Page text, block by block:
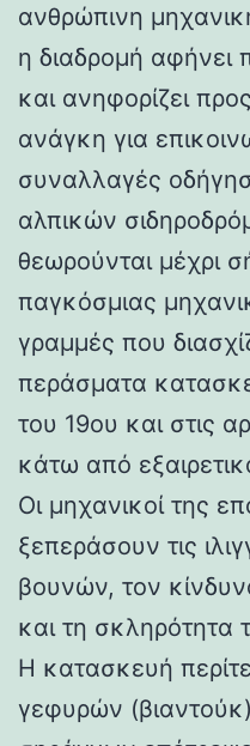
ανθρώπινη
η διαδρομή αφήνει
και ανηφορίζει
ανάγκη για
συναλλαγές
αλπικών
θεωρούνται μέχρι
παγκόσμιας
γραμμές που
περάσματα
του 19ου και στις
κάτω από
Οι μηχανικοί της
ξεπεράσουν τις
βουνών, τον
και τη σκληρότητα
Η κατασκευή
γεφυρών